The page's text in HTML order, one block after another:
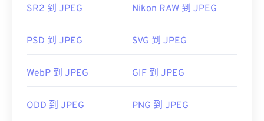
SR2 到 JPEG Nikon RAW 到 JPEG
PSD 到 JPEG SVG 到 JPEG
WebP 到 JPEG GIF 到 JPEG
ODD 到 JPEG PNG 到 JPEG